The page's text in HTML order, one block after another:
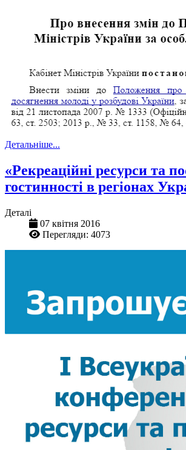
Детальніше...
«Рекреаційні ресурси та
гостинності в регіонах
Деталі
07 квітня 2016
Перегляди: 4073